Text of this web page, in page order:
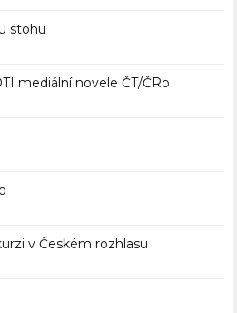
stohu
mediální novele ČT/ČRo
v Českém rozhlasu